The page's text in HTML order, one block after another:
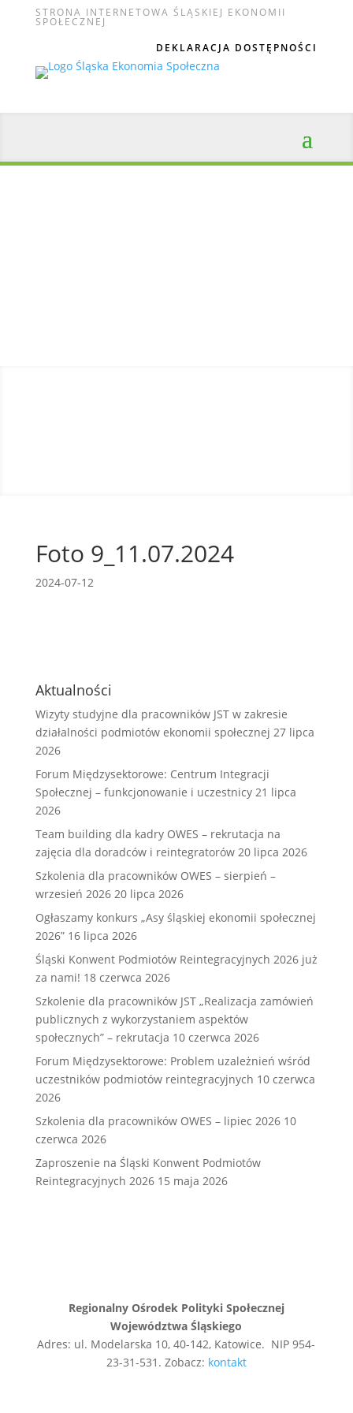
STRONA INTERNETOWA ŚLĄSKIEJ EKONOMII
SPOŁECZNEJ
DEKLARACJA DOSTĘPNOŚCI
Foto 9_11.07.2024
2024-07-12
Aktualności
Wizyty studyjne dla pracowników JST w zakresie
działalności podmiotów ekonomii społecznej 27 lipca
2026
Forum Międzysektorowe: Centrum Integracji
Społecznej – funkcjonowanie i uczestnicy 21 lipca
2026
Team building dla kadry OWES – rekrutacja na
zajęcia dla doradców i reintegratorów 20 lipca 2026
Szkolenia dla pracowników OWES – sierpień –
wrzesień 2026 20 lipca 2026
Ogłaszamy konkurs „Asy śląskiej ekonomii społecznej
2026” 16 lipca 2026
Śląski Konwent Podmiotów Reintegracyjnych 2026 już
za nami! 18 czerwca 2026
Szkolenie dla pracowników JST „Realizacja zamówień
publicznych z wykorzystaniem aspektów
społecznych” – rekrutacja 10 czerwca 2026
Forum Międzysektorowe: Problem uzależnień wśród
uczestników podmiotów reintegracyjnych 10 czerwca
2026
Szkolenia dla pracowników OWES – lipiec 2026 10
czerwca 2026
Zaproszenie na Śląski Konwent Podmiotów
Reintegracyjnych 2026 15 maja 2026
Regionalny Ośrodek Polityki Społecznej
Województwa Śląskiego
Adres: ul. Modelarska 10, 40-142, Katowice. NIP 954-
23-31-531. Zobacz: kontakt